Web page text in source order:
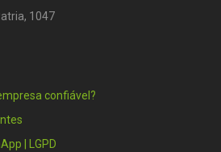
1047
confiável?
| LGPD